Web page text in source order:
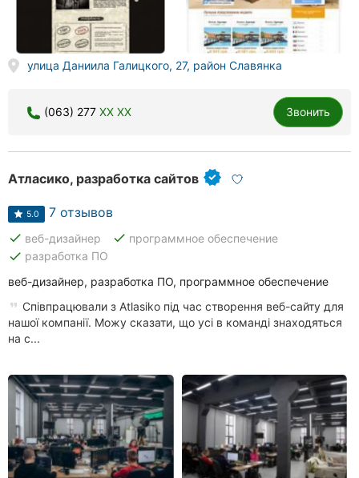
улица Даниила Галицкого, 27, район Славянка
(063) 277 XX XX Звонить
Атласико, разработка сайтов
5.0 7 отзывов
done веб-дизайнер done программное обеспечение
done разработка ПО
веб-дизайнер, разработка ПО, программное обеспечение
Співпрацювали з Atlasiko під час створення веб-сайту для
нашої компанії. Можу сказати, що усі в команді знаходяться
на с...